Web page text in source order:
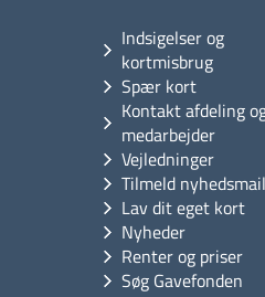
Indsigelser og
kortmisbrug
Spær kort
Kontakt afdeling
medarbejder
Vejledninger
Tilmeld nyhedsmail
Lav dit eget kort
Nyheder
Renter og priser
Søg Gavefonden